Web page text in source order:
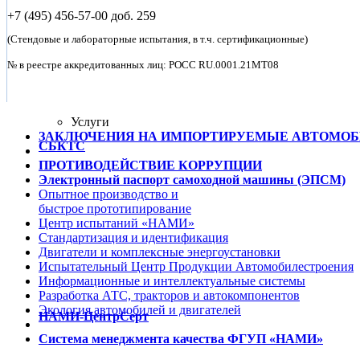
+7 (495) 456-57-00 доб. 259
(Стендовые и лабораторные испытания, в т.ч. сертификационные)
№ в реестре аккредитованных лиц: POCC RU.0001.21MT08
Услуги
ЗАКЛЮЧЕНИЯ НА ИМПОРТИРУЕМЫЕ
СБКТС
ПРОТИВОДЕЙСТВИЕ КОРРУПЦИИ
Электронный паспорт самоходной машины (ЭПСМ)
Опытное производство и
быстрое прототипирование
Центр испытаний «НАМИ»
Стандартизация и идентификация
Двигатели и комплексные энергоустановки
Испытательный Центр Продукции Автомобилестроения
Информационные и интеллектуальные системы
Разработка АТС, тракторов и автокомпонентов
Экологияавтомобилей и двигателей
НАМИ-ЦентрСерт
Система менеджмента качества ФГУП «НАМИ»